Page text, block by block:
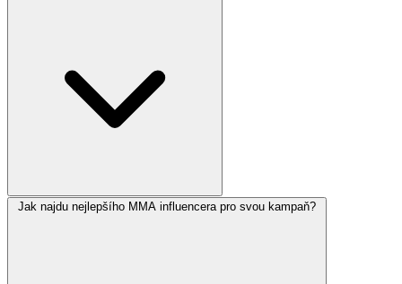
Jak najdu nejlepšího MMA influencera pro svou kampaň?